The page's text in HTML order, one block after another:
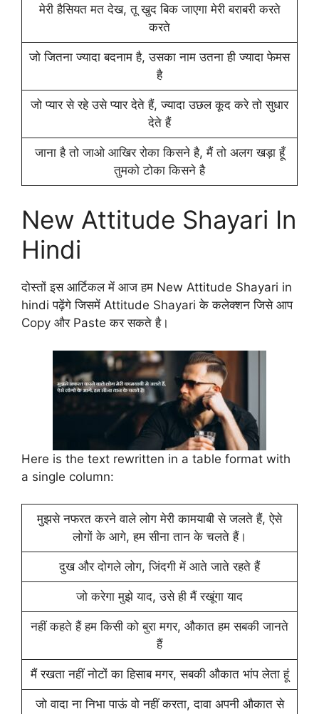
मेरी हैसियत मत देख, तू खुद बिक जाएगा मेरी बराबरी करते
करते
जो जितना ज्यादा बदनाम है, उसका नाम उतना ही ज्यादा फेमस
है
जो प्यार से रहे उसे प्यार देते हैं, ज्यादा उछल कूद करे तो सुधार
देते हैं
जाना है तो जाओ आखिर रोका किसने है, मैं तो अलग खड़ा हूँ
तुमको टोका किसने है
New Attitude Shayari In
Hindi
दोस्तों इस आर्टिकल में आज हम New Attitude Shayari in
hindi पढ़ेंगे जिसमें Attitude Shayari के कलेक्शन जिसे आप
Copy और Paste कर सकते है।
Here is the text rewritten in a table format with
a single column:
मुझसे नफरत करने वाले लोग मेरी कामयाबी से जलते हैं, ऐसे
लोगों के आगे, हम सीना तान के चलते हैं।
दुख और दोगले लोग, जिंदगी में आते जाते रहते हैं
जो करेगा मुझे याद, उसे ही मैं रखूंगा याद
नहीं कहते हैं हम किसी को बुरा मगर, औकात हम सबकी जानते
हैं
मैं रखता नहीं नोटों का हिसाब मगर, सबकी औकात भांप लेता हूं
जो वादा ना निभा पाऊं वो नहीं करता, दावा अपनी औकात से